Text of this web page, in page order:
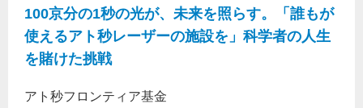
100京分の1秒の光が、未来を照らす。「誰もが
使えるアト秒レーザーの施設を」科学者の人生
を賭けた挑戦
アト秒フロンティア基金